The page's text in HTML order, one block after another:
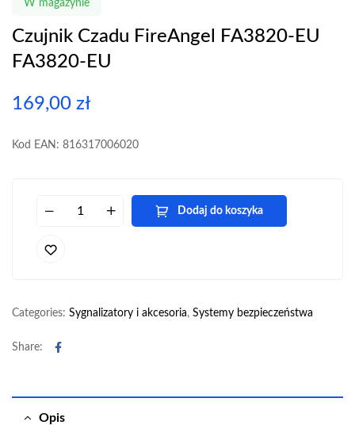
W magazynie
Czujnik Czadu FireAngel FA3820-EU
FA3820-EU
169,00 zł
Kod EAN: 816317006020
Dodaj do koszyka
Categories: Sygnalizatory i akcesoria, Systemy bezpieczeństwa
Share: Facebook
Opis